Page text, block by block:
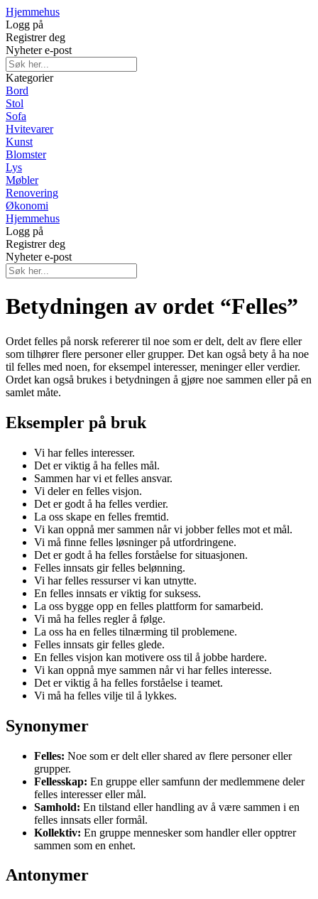
Hjemmehus
Logg på
Registrer deg
Nyheter e-post
Kategorier
Bord
Stol
Sofa
Hvitevarer
Kunst
Blomster
Lys
Møbler
Renovering
Økonomi
Hjemmehus
Logg på
Registrer deg
Nyheter e-post
Betydningen av ordet “Felles”
Ordet felles på norsk refererer til noe som er delt, delt av flere eller
som tilhører flere personer eller grupper. Det kan også bety å ha noe
til felles med noen, for eksempel interesser, meninger eller verdier.
Ordet kan også brukes i betydningen å gjøre noe sammen eller på en
samlet måte.
Eksempler på bruk
Vi har felles interesser.
Det er viktig å ha felles mål.
Sammen har vi et felles ansvar.
Vi deler en felles visjon.
Det er godt å ha felles verdier.
La oss skape en felles fremtid.
Vi kan oppnå mer sammen når vi jobber felles mot et mål.
Vi må finne felles løsninger på utfordringene.
Det er godt å ha felles forståelse for situasjonen.
Felles innsats gir felles belønning.
Vi har felles ressurser vi kan utnytte.
En felles innsats er viktig for suksess.
La oss bygge opp en felles plattform for samarbeid.
Vi må ha felles regler å følge.
La oss ha en felles tilnærming til problemene.
Felles innsats gir felles glede.
En felles visjon kan motivere oss til å jobbe hardere.
Vi kan oppnå mye sammen når vi har felles interesse.
Det er viktig å ha felles forståelse i teamet.
Vi må ha felles vilje til å lykkes.
Synonymer
Felles: Noe som er delt eller shared av flere personer eller
grupper.
Fellesskap: En gruppe eller samfunn der medlemmene deler
felles interesser eller mål.
Samhold: En tilstand eller handling av å være sammen i en
felles innsats eller formål.
Kollektiv: En gruppe mennesker som handler eller opptrer
sammen som en enhet.
Antonymer